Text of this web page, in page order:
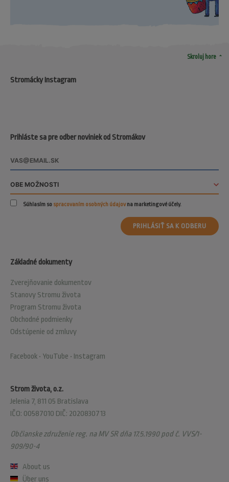
Skroluj hore arrow_drop_up
Strom života, o.z.
Jelenia 7, 811 05 Bratislava
IČO: 00587010 DIČ: 2020830713
Občianske združenie reg. na MV SR dňa 17.5.1990 pod č. VVS/1-
909/90-4
About us
Über uns
Základné dokumenty
Zverejňovanie dokumentov
Stanovy Stromu života
Program Stromu života
Obchodné podmienky
Odstúpenie od zmluvy
Facebook • YouTube • Instagram
Prihláste sa pre odber noviniek od Stromákov
Súhlasím so spracovaním osobných údajovna marketingové účely.
PRIHLÁSIŤ SA K ODBERU
Stromácky Instagram